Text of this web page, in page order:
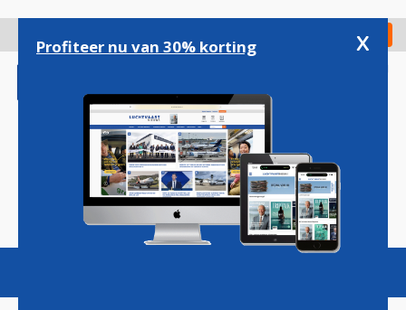
gaan
Check in
Magazine Podcasts Vacatures
Profiteer nu van 30% korting x